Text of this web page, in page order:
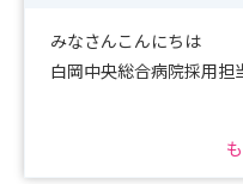
みなさんこんにちは
白岡中央総合病院採用担
沢山のご応募お待ちし